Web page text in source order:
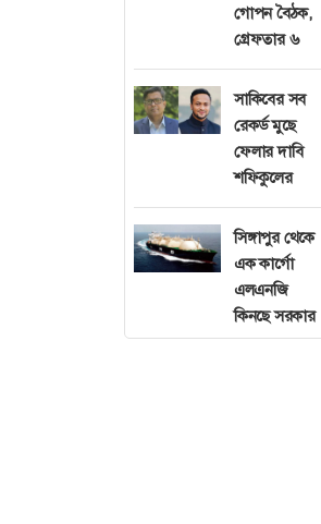
গোপন বৈঠক,
গ্রেফতার ৬
সাকিবের সব
রেকর্ড মুছে
ফেলার দাবি
শফিকুলের
সিঙ্গাপুর থেকে
এক কার্গো
এলএনজি
কিনছে সরকার